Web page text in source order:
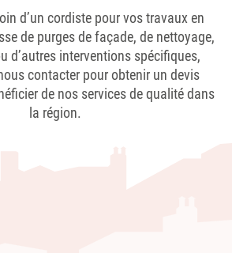
d’un cordiste pour vos travaux en
de purges de façade, de nettoyage,
d’autres interventions spécifiques,
contacter pour obtenir un devis
de nos services de qualité dans
la région.